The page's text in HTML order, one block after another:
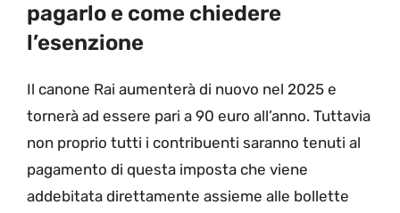
pagarlo e come chiedere
l’esenzione
Il canone Rai aumenterà di nuovo nel 2025 e
tornerà ad essere pari a 90 euro all’anno. Tuttavia
non proprio tutti i contribuenti saranno tenuti al
pagamento di questa imposta che viene
addebitata direttamente assieme alle bollette